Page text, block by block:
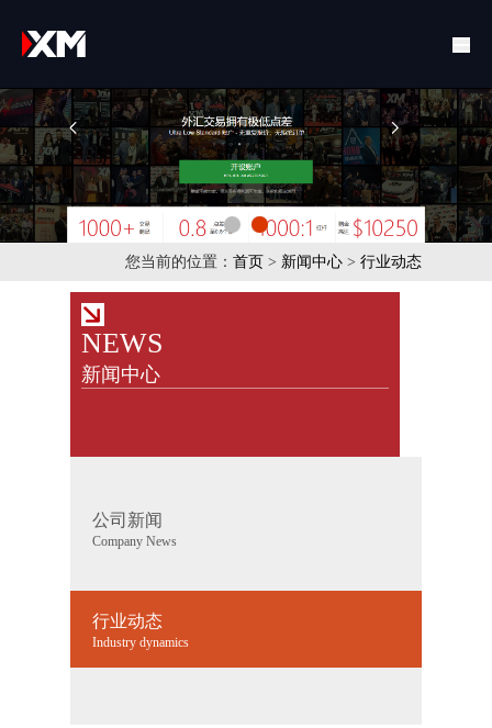
您当前的位置： 首页 > 新闻中心 > 行业动态
NEWS
新闻中心
公司新闻
Company News
行业动态
Industry dynamics